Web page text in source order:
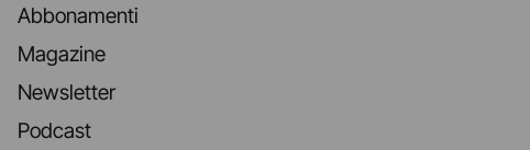
Abbonamenti
Magazine
Newsletter
Podcast